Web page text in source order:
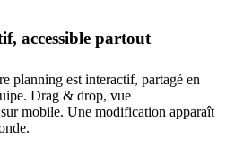
accessible partout
planning est interactif, partagé en
Drag & drop, vue
mobile. Une modification apparaît